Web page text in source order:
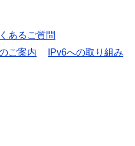
あるご質問
ご案内
IPv6への取り組み